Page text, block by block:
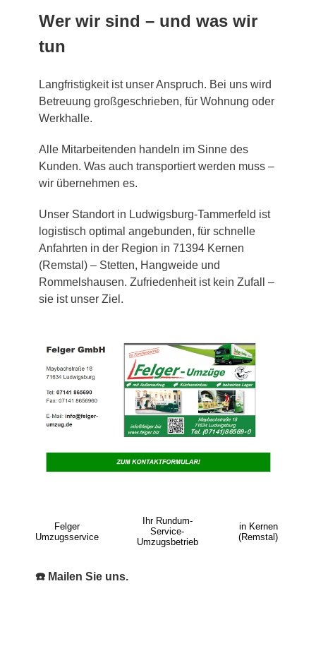
Wer wir sind – und was wir
tun
Langfristigkeit ist unser Anspruch. Bei uns wird
Betreuung großgeschrieben, für Wohnung oder
Werkhalle.
Alle Mitarbeitenden handeln im Sinne des
Kunden. Was auch transportiert werden muss –
wir übernehmen es.
Unser Standort in Ludwigsburg-Tammerfeld ist
logistisch optimal angebunden, für schnelle
Anfahrten in der Region in 71394 Kernen
(Remstal) – Stetten, Hangweide und
Rommelshausen. Zufriedenheit ist kein Zufall –
sie ist unser Ziel.
Felger
Umzugsservice
Ihr Rundum-
Service-
Umzugsbetrieb
in Kernen
(Remstal)
☎️ Mailen Sie uns.